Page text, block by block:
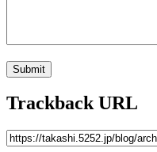
Trackback URL